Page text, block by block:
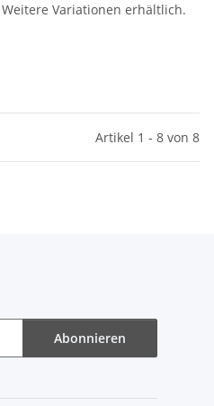
Weitere Variationen erhältlich.
Artikel 1 - 8 von 8
Abonnieren